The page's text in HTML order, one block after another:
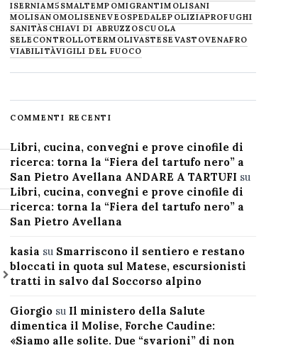
ISERNIAM5SMALTEMPOMIGRANTIMOLISANI
MOLISANOMOLISENEVE OSPEDALEPOLIZIAPROFUGHI
SANITÀSCHIAVI DI ABRUZZOSCUOLA
SELECONTROLLOTERMOLIVASTESE VASTOVENAFRO
VIABILITÀVIGILI DEL FUOCO
COMMENTI RECENTI
Libri, cucina, convegni e prove cinofile di
ricerca: torna la “Fiera del tartufo nero” a
San Pietro Avellana ANDARE A TARTUFI su
Libri, cucina, convegni e prove cinofile di
ricerca: torna la “Fiera del tartufo nero” a
San Pietro Avellana
kasia su Smarriscono il sentiero e restano
bloccati in quota sul Matese, escursionisti
tratti in salvo dal Soccorso alpino
Giorgiosu Il ministero della Salute
dimentica il Molise, Forche Caudine:
«Siamo alle solite. Due “svarioni” di non